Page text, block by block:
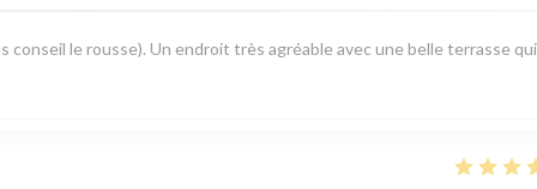
conseil le rousse). Un endroit très agréable avec une belle terrasse qui